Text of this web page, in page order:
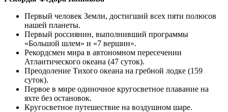
Первый человек Земли, достигший всех пяти полюсов
нашей планеты.
Первый россиянин, выполнивший программы
«Большой шлем» и «7 вершин».
Рекордсмен мира в автономном пересечении
Атлантического океана (47 суток).
Преодоление Тихого океана на гребной лодке (159
суток).
Первое в мире одиночное кругосветное плавание на
яхте без остановок.
Кругосветное путешествие на воздушном шаре.